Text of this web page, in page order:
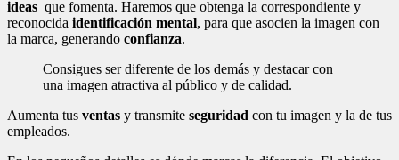
ideas que fomenta. Haremos que obtenga la correspondiente y
reconocida identificación mental, para que asocien la imagen con
la marca, generando confianza.
Consigues ser diferente de los demás y destacar con
una imagen atractiva al público y de calidad.
Aumenta tus ventas y transmite seguridad con tu imagen y la de tus
empleados.